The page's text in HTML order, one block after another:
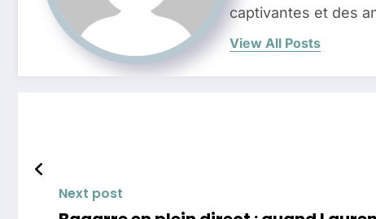
captivantes et des
View All Posts
Next post